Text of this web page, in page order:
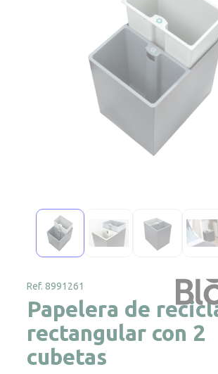
Ref. 8991261
Papelera de
rectangular con 2
cubetas